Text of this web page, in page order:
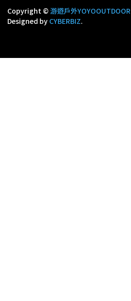
Copyright © 游遊戶外YOYOOUTDOOR
Designed by CYBERBIZ.